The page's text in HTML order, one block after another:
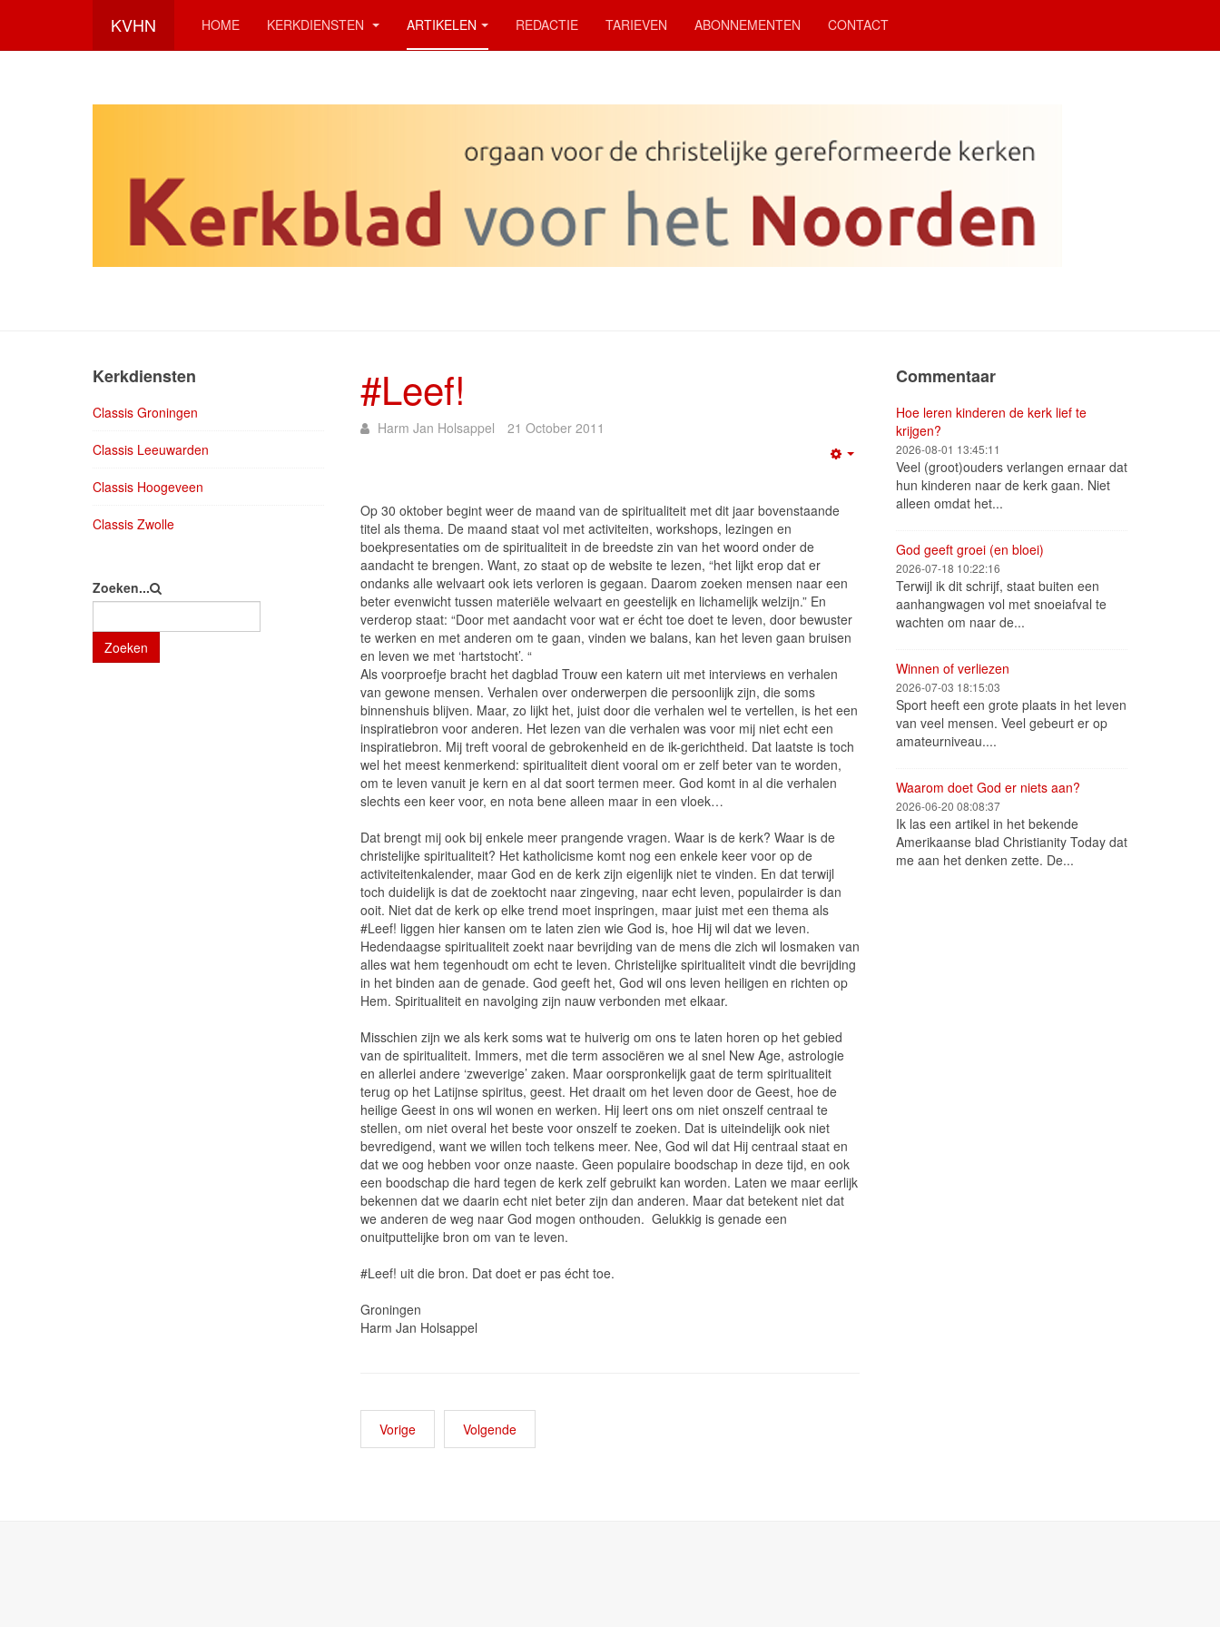
KVHN HOME KERKDIENSTEN ARTIKELEN REDACTIE TARIEVEN ABONNEMENTEN CONTACT
#Leef!
Harm Jan Holsappel 21 October 2011
Op 30 oktober begint weer de maand van de spiritualiteit met dit jaar bovenstaande
titel als thema. De maand staat vol met activiteiten, workshops, lezingen en
boekpresentaties om de spiritualiteit in de breedste zin van het woord onder de
aandacht te brengen. Want, zo staat op de website te lezen, “het lijkt erop dat er
ondanks alle welvaart ook iets verloren is gegaan. Daarom zoeken mensen naar een
beter evenwicht tussen materiële welvaart en geestelijk en lichamelijk welzijn.” En
verderop staat: “Door met aandacht voor wat er écht toe doet te leven, door bewuster
te werken en met anderen om te gaan, vinden we balans, kan het leven gaan bruisen
en leven we met ‘hartstocht’. “
Als voorproefje bracht het dagblad Trouw een katern uit met interviews en verhalen
van gewone mensen. Verhalen over onderwerpen die persoonlijk zijn, die soms
binnenshuis blijven. Maar, zo lijkt het, juist door die verhalen wel te vertellen, is het een
inspiratiebron voor anderen. Het lezen van die verhalen was voor mij niet echt een
inspiratiebron. Mij treft vooral de gebrokenheid en de ik-gerichtheid. Dat laatste is toch
wel het meest kenmerkend: spiritualiteit dient vooral om er zelf beter van te worden,
om te leven vanuit je kern en al dat soort termen meer. God komt in al die verhalen
slechts een keer voor, en nota bene alleen maar in een vloek…
Dat brengt mij ook bij enkele meer prangende vragen. Waar is de kerk? Waar is de
christelijke spiritualiteit? Het katholicisme komt nog een enkele keer voor op de
activiteitenkalender, maar God en de kerk zijn eigenlijk niet te vinden. En dat terwijl
toch duidelijk is dat de zoektocht naar zingeving, naar echt leven, populairder is dan
ooit. Niet dat de kerk op elke trend moet inspringen, maar juist met een thema als
#Leef! liggen hier kansen om te laten zien wie God is, hoe Hij wil dat we leven.
Hedendaagse spiritualiteit zoekt naar bevrijding van de mens die zich wil losmaken van
alles wat hem tegenhoudt om echt te leven. Christelijke spiritualiteit vindt die bevrijding
in het binden aan de genade. God geeft het, God wil ons leven heiligen en richten op
Hem. Spiritualiteit en navolging zijn nauw verbonden met elkaar.
Misschien zijn we als kerk soms wat te huiverig om ons te laten horen op het gebied
van de spiritualiteit. Immers, met die term associëren we al snel New Age, astrologie
en allerlei andere ‘zweverige’ zaken. Maar oorspronkelijk gaat de term spiritualiteit
terug op het Latijnse spiritus, geest. Het draait om het leven door de Geest, hoe de
heilige Geest in ons wil wonen en werken. Hij leert ons om niet onszelf centraal te
stellen, om niet overal het beste voor onszelf te zoeken. Dat is uiteindelijk ook niet
bevredigend, want we willen toch telkens meer. Nee, God wil dat Hij centraal staat en
dat we oog hebben voor onze naaste. Geen populaire boodschap in deze tijd, en ook
een boodschap die hard tegen de kerk zelf gebruikt kan worden. Laten we maar eerlijk
bekennen dat we daarin echt niet beter zijn dan anderen. Maar dat betekent niet dat
we anderen de weg naar God mogen onthouden. Gelukkig is genade een
onuitputtelijke bron om van te leven.
#Leef! uit die bron. Dat doet er pas écht toe.
Groningen
Harm Jan Holsappel
Vorige Volgende
Kerkdiensten
Classis Groningen
Classis Leeuwarden
Classis Hoogeveen
Classis Zwolle
Zoeken...
Zoeken
Commentaar
Hoe leren kinderen de kerk lief te
krijgen?
2026-08-01 13:45:11
Veel (groot)ouders verlangen ernaar dat
hun kinderen naar de kerk gaan. Niet
alleen omdat het...
God geeft groei (en bloei)
2026-07-18 10:22:16
Terwijl ik dit schrijf, staat buiten een
aanhangwagen vol met snoeiafval te
wachten om naar de...
Winnen of verliezen
2026-07-03 18:15:03
Sport heeft een grote plaats in het leven
van veel mensen. Veel gebeurt er op
amateurniveau....
Waarom doet God er niets aan?
2026-06-20 08:08:37
Ik las een artikel in het bekende
Amerikaanse blad Christianity Today dat
me aan het denken zette. De...